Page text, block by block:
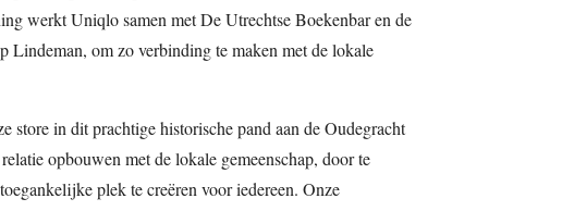
werkt Uniqlo samen met De Utrechtse Boekenbar en de
Lindeman, om zo verbinding te maken met de lokale
store in dit prachtige historische pand aan de Oudegracht
opbouwen met de lokale gemeenschap, door te
plek te creëren voor iedereen. Onze